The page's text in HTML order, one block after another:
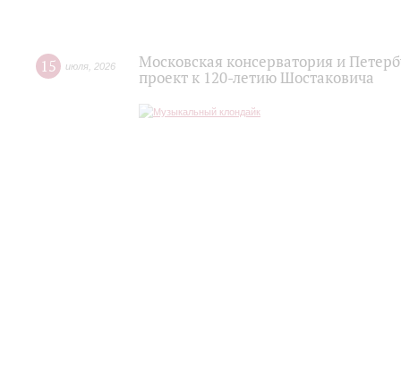
15 июля 2026
Московская консерватория и
проект к 120-летию Шостаковича